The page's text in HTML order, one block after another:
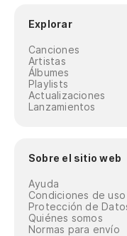
Explorar
Canciones
Artistas
Álbumes
Playlists
Actualizaciones
Lanzamientos
Sobre el sitio web
Ayuda
Condiciones de
Protección de
Quiénes somos
Normas para envío